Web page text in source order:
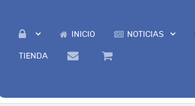
INICIO NOTICIAS
TIENDA